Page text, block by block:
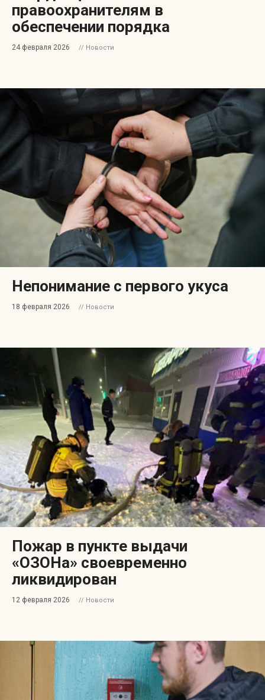
правоохранителям в
обеспечении порядка
24 февраля 2026 // Новости
Непонимание с первого укуса
18 февраля 2026 // Новости
Пожар в пункте выдачи
«ОЗОНа» своевременно
ликвидирован
12 февраля 2026 // Новости